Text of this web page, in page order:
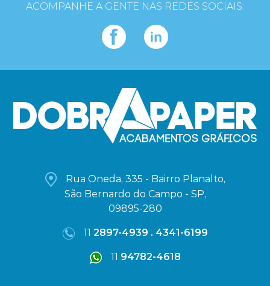
ACOMPANHE A GENTE NAS REDES SOCIAIS:
Rua Oneda, 335 - Bairro Planalto,
São Bernardo do Campo - SP,
09895-280
11 2897-4939 . 4341-6199
11 94782-4618